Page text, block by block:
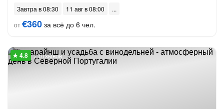
Завтра в 08:30
11 авг в 08:00
от€360 за всё до 6 чел.
7 отзывов